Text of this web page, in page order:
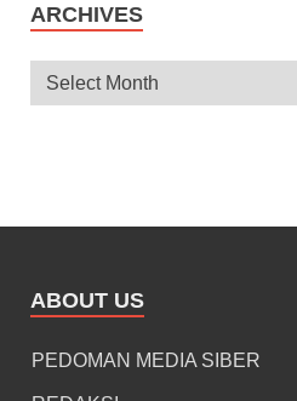
ARCHIVES
ABOUT US
PEDOMAN MEDIA SIBER